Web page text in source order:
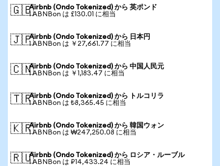
🇬🇧Airbnb (Ondo Tokenized) から 英ポンド
1 ABNBon は £130.01 に相当
🇯🇵Airbnb (Ondo Tokenized) から 日本円
1 ABNBon は ￥27,661.77 に相当
🇨🇳Airbnb (Ondo Tokenized) から 中国人民元
1 ABNBon は ￥1,183.47 に相当
🇹🇷Airbnb (Ondo Tokenized) から トルコリラ
1 ABNBon は ₺8,365.45 に相当
🇰🇷Airbnb (Ondo Tokenized) から 韓国ウォン
1 ABNBon は ₩247,250.08 に相当
🇷🇺Airbnb (Ondo Tokenized) から ロシア・ルーブル
1 ABNBon は ₽14,433.24 に相当